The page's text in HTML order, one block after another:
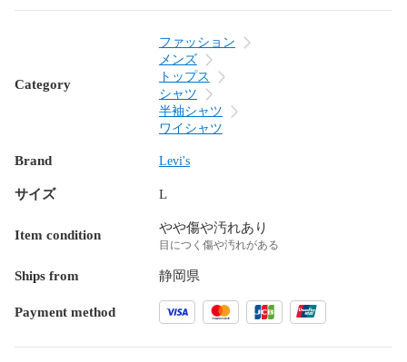
Category
ファッション
メンズ
トップス
シャツ
半袖シャツ
ワイシャツ
Brand Levi's
サイズ L
Item condition やや傷や汚れあり
目につく傷や汚れがある
Ships from 静岡県
Payment method